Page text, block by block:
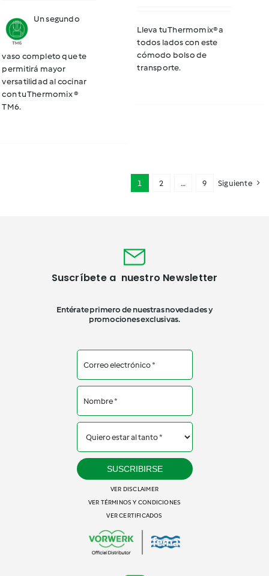
Un segundo
vaso completo que te
permitirá mayor
versatilidad al cocinar
con tu Thermomix ®
TM6.
Lleva tu Thermomix® a
todos lados con este
cómodo bolso de
transporte.
1 2 … 9 Siguiente
Suscríbete a nuestro Newsletter
Entérate primero de nuestras novedades y
promociones exclusivas.
SUSCRIBIRSE
VER DISCLAIMER
VER TÉRMINOS Y CONDICIONES
VER CERTIFICADOS